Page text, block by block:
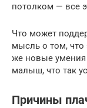
потолком — все
Что может
мысль о том, что
же новые умения
малыш, что так
Причины